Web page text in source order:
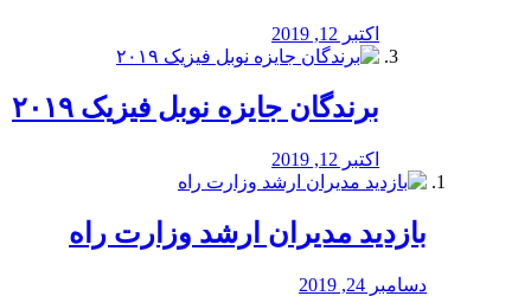
اکتبر 12, 2019
برندگان جایزه نوبل فیزیک ۲۰۱۹
اکتبر 12, 2019
بازدید مدیران ارشد وزارت راه
دسامبر 24, 2019